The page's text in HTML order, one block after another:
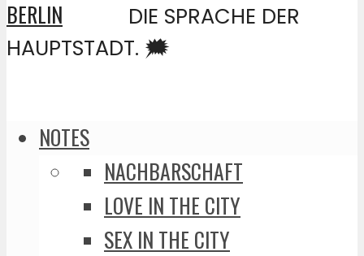
DIE SPRACHE DER
HAUPTSTADT. 🗯️
NOTES
NACHBARSCHAFT
LOVE IN THE CITY
SEX IN THE CITY